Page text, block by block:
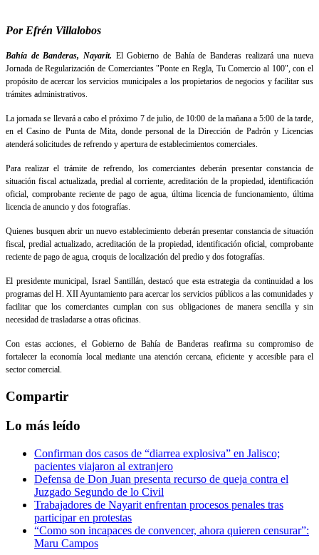
Por Efrén Villalobos
Bahía de Banderas, Nayarit. El Gobierno de Bahía de Banderas realizará una nueva
Jornada de Regularización de Comerciantes "Ponte en Regla, Tu Comercio al 100", con el
propósito de acercar los servicios municipales a los propietarios de negocios y facilitar sus
trámites administrativos.
La jornada se llevará a cabo el próximo 7 de julio, de 10:00 de la mañana a 5:00 de la tarde,
en el Casino de Punta de Mita, donde personal de la Dirección de Padrón y Licencias
atenderá solicitudes de refrendo y apertura de establecimientos comerciales.
Para realizar el trámite de refrendo, los comerciantes deberán presentar constancia de
situación fiscal actualizada, predial al corriente, acreditación de la propiedad, identificación
oficial, comprobante reciente de pago de agua, última licencia de funcionamiento, última
licencia de anuncio y dos fotografías.
Quienes busquen abrir un nuevo establecimiento deberán presentar constancia de situación
fiscal, predial actualizado, acreditación de la propiedad, identificación oficial, comprobante
reciente de pago de agua, croquis de localización del predio y dos fotografías.
El presidente municipal, Israel Santillán, destacó que esta estrategia da continuidad a los
programas del H. XII Ayuntamiento para acercar los servicios públicos a las comunidades y
facilitar que los comerciantes cumplan con sus obligaciones de manera sencilla y sin
necesidad de trasladarse a otras oficinas.
Con estas acciones, el Gobierno de Bahía de Banderas reafirma su compromiso de
fortalecer la economía local mediante una atención cercana, eficiente y accesible para el
sector comercial.
Compartir
Lo más leído
Confirman dos casos de “diarrea explosiva” en Jalisco;
pacientes viajaron al extranjero
Defensa de Don Juan presenta recurso de queja contra el
Juzgado Segundo de lo Civil
Trabajadores de Nayarit enfrentan procesos penales tras
participar en protestas
“Como son incapaces de convencer, ahora quieren censurar”:
Maru Campos